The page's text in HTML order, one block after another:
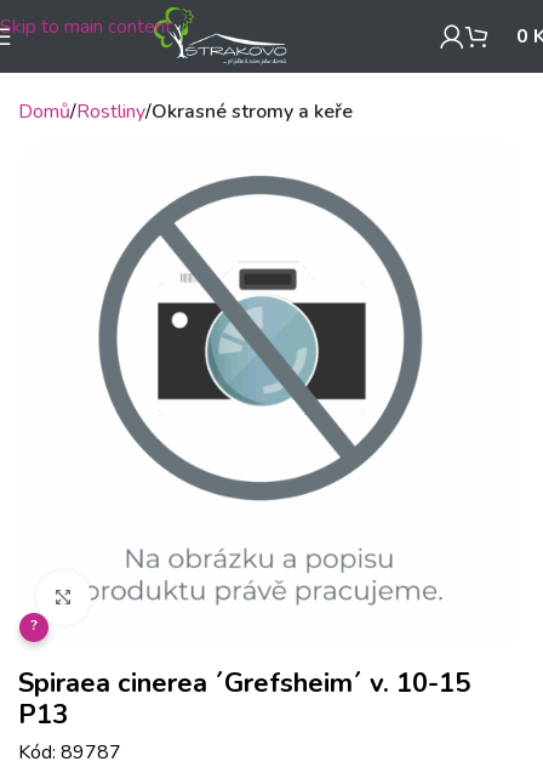
Skip to main content 0
Domů Rostliny Okrasné stromy a keře
Klikněte pro zvětšení
?
Spiraea cinerea ´Grefsheim´ v. 10-15
P13
Kód: 89787